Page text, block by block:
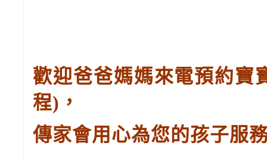
歡迎爸爸媽媽來電預約寶
程) ，
傳家會用心為您的孩子服